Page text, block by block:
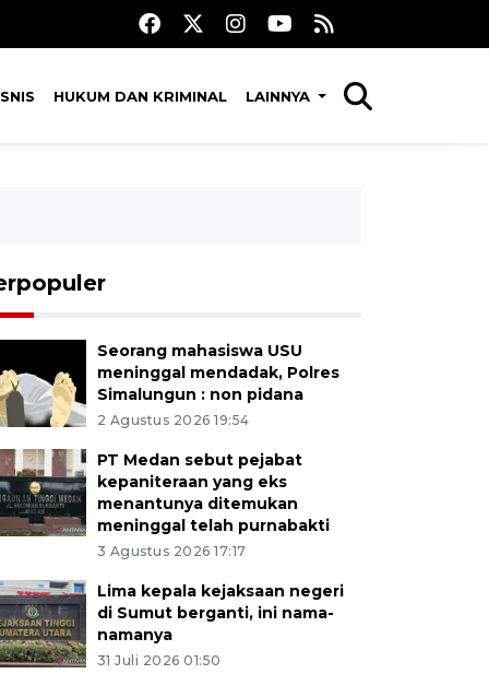
HUKUM DAN KRIMINAL LAINNYA
Seorang mahasiswa USU
meninggal mendadak, Polres
Simalungun : non pidana
2 Agustus 2026 19:54
PT Medan sebut pejabat
kepaniteraan yang eks
menantunya ditemukan
meninggal telah purnabakti
3 Agustus 2026 17:17
Lima kepala kejaksaan negeri
di Sumut berganti, ini nama-
namanya
31 Juli 2026 01:50